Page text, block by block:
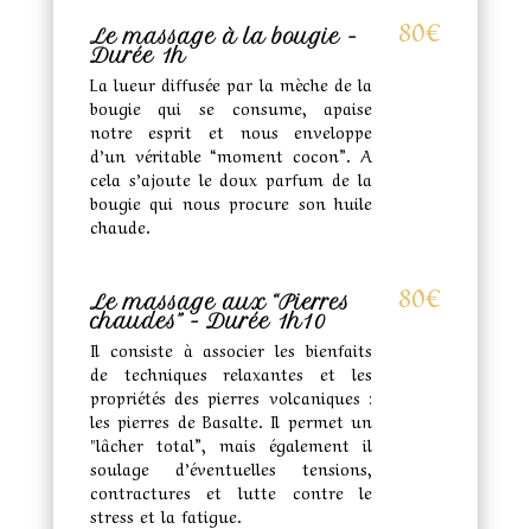
Le massage à la bougie -
Durée 1h
La lueur diffusée par la mèche de la
bougie qui se consume, apaise
notre esprit et nous enveloppe
d’un véritable “moment cocon”. A
cela s’ajoute le doux parfum de la
bougie qui nous procure son huile
chaude.
80€
Le massage aux “Pierres
chaudes” - Durée 1h10
Il consiste à associer les bienfaits
de techniques relaxantes et les
propriétés des pierres volcaniques :
les pierres de Basalte. Il permet un
"lâcher total”, mais également il
soulage d’éventuelles tensions,
contractures et lutte contre le
stress et la fatigue.
80€